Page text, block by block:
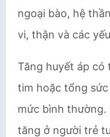
ngoại bào, hệ
vi, thận và các
Tăng huyết áp có
tim hoặc tổng
mức bình
tăng ở người trẻ